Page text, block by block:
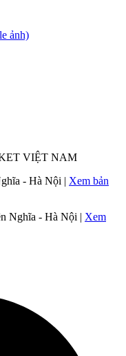
ảnh)
VIỆT NAM
- Hà Nội | Xem bản
Nghĩa - Hà Nội | Xem